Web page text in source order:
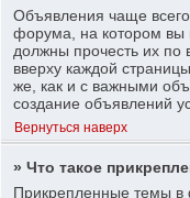
Объявления чаще
форума, на котором вы
должны прочесть их по
вверху каждой
же, как и с важными
создание объявлений
Вернуться наверх
» Что такое
Прикрепленные темы в